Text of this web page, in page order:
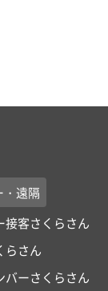
・遠隔
接客さくらさん
らさん
バーさくらさん